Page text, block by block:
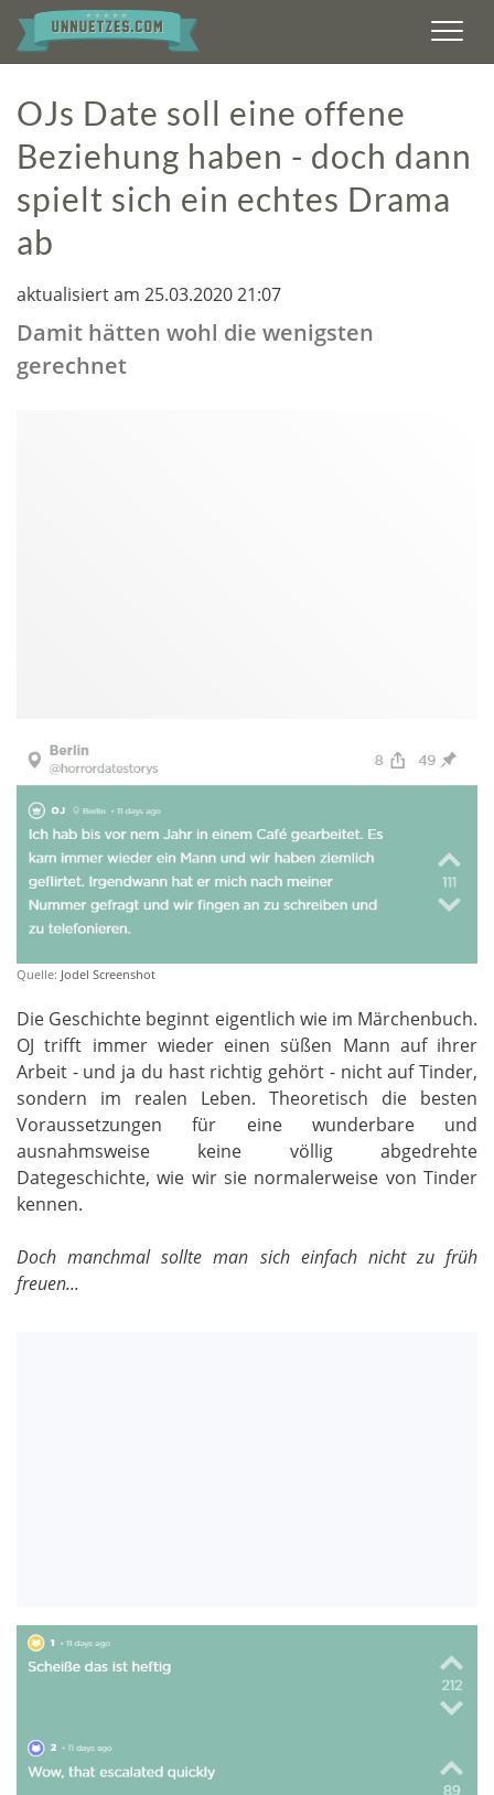
OJs Date soll eine offene
Beziehung haben - doch dann
spielt sich ein echtes Drama
ab
aktualisiert am 25.03.2020 21:07
Damit hätten wohl die wenigsten
gerechnet
Quelle: Jodel Screenshot
Die Geschichte beginnt eigentlich wie im Märchenbuch.
OJ trifft immer wieder einen süßen Mann auf ihrer
Arbeit - und ja du hast richtig gehört - nicht auf Tinder,
sondern im realen Leben. Theoretisch die besten
Voraussetzungen für eine wunderbare und
ausnahmsweise keine völlig abgedrehte
Dategeschichte, wie wir sie normalerweise von Tinder
kennen.
Doch manchmal sollte man sich einfach nicht zu früh
freuen...